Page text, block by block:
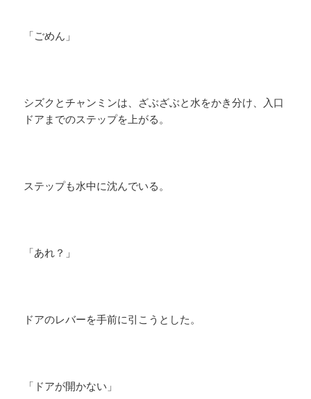
「ごめん」
シズクとチャンミンは、ざぶざぶと水をかき分け、入口
ドアまでのステップを上がる。
ステップも水中に沈んでいる。
「あれ？」
ドアのレバーを手前に引こうとした。
「ドアが開かない」